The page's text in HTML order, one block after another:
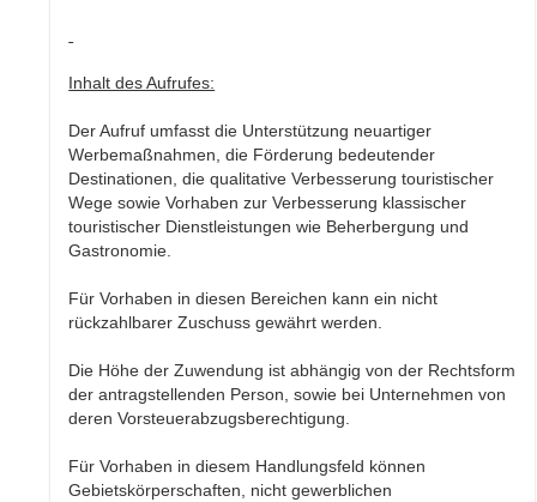
Inhalt des Aufrufes:
Der Aufruf umfasst die Unterstützung neuartiger
Werbemaßnahmen, die Förderung bedeutender
Destinationen, die qualitative Verbesserung touristischer
Wege sowie Vorhaben zur Verbesserung klassischer
touristischer Dienstleistungen wie Beherbergung und
Gastronomie.
Für Vorhaben in diesen Bereichen kann ein nicht
rückzahlbarer Zuschuss gewährt werden.
Die Höhe der Zuwendung ist abhängig von der Rechtsform
der antragstellenden Person, sowie bei Unternehmen von
deren Vorsteuerabzugsberechtigung.
Für Vorhaben in diesem Handlungsfeld können
Gebietskörperschaften, nicht gewerblichen